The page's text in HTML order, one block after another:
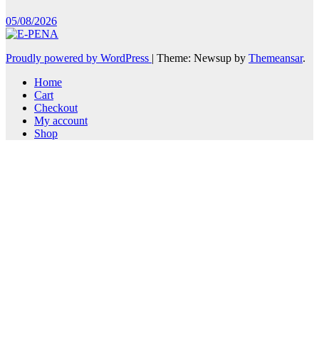
05/08/2026
Proudly powered by WordPress | Theme: Newsup by Themeansar.
Home
Cart
Checkout
My account
Shop